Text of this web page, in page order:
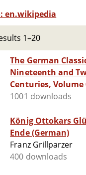
en.wikipedia
1–20
The German
Nineteenth and
Centuries, Volume
1001 downloads
König Ottokars
Ende (German)
Franz Grillparzer
400 downloads